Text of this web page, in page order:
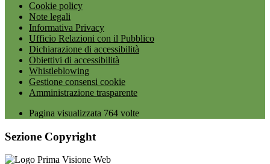
Cookie policy
Note legali
Informativa Privacy
Ufficio Relazioni con il Pubblico
Dichiarazione di accessibilità
Obiettivi di accessibilità
Whistleblowing
Gestione consensi cookie
Amministrazione trasparente
Pagina visualizzata 764 volte
Sezione Copyright